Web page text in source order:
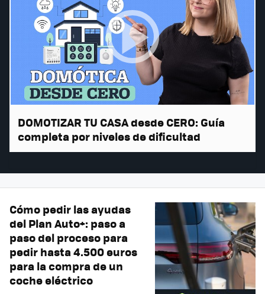
DOMOTIZAR TU CASA desde CERO: Guía
completa por niveles de dificultad
Cómo pedir las ayudas
del Plan Auto+: paso a
paso del proceso para
pedir hasta 4.500 euros
para la compra de un
coche eléctrico